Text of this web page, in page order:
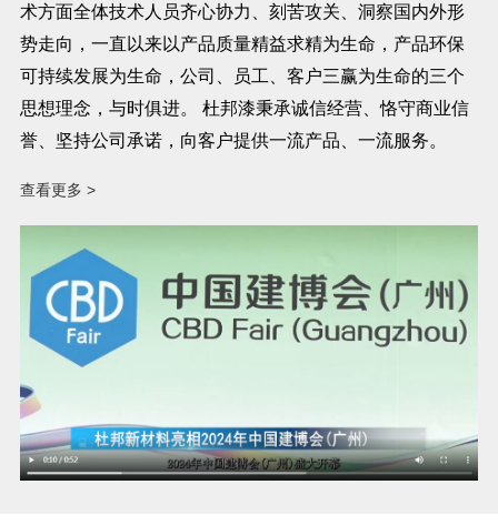
术方面全体技术人员齐心协力、刻苦攻关、洞察国内外形
势走向，一直以来以产品质量精益求精为生命，产品环保
可持续发展为生命，公司、员工、客户三赢为生命的三个
思想理念，与时俱进。 杜邦漆秉承诚信经营、恪守商业信
誉、坚持公司承诺，向客户提供一流产品、一流服务。
查看更多 >